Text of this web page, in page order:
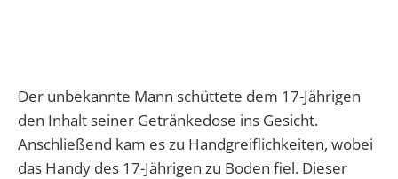
Der unbekannte Mann schüttete dem 17-Jährigen
den Inhalt seiner Getränkedose ins Gesicht.
Anschließend kam es zu Handgreiflichkeiten, wobei
das Handy des 17-Jährigen zu Boden fiel. Dieser